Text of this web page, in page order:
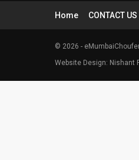
Home CONTACT US
© 2026 -
Website Design: Nishant